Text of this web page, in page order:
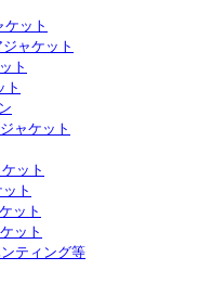
ケット
ャケット
ト
ト
ャケット
ット
ト
ット
ット
ティング等